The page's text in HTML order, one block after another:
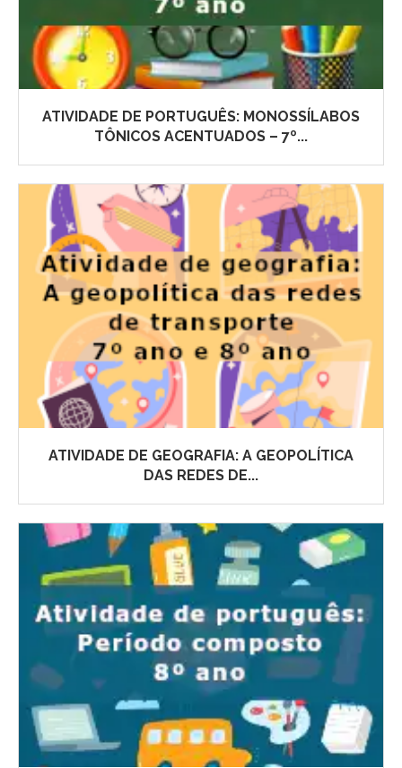
ATIVIDADE DE PORTUGUÊS: MONOSSÍLABOS
TÔNICOS ACENTUADOS – 7º...
ATIVIDADE DE GEOGRAFIA: A GEOPOLÍTICA
DAS REDES DE...